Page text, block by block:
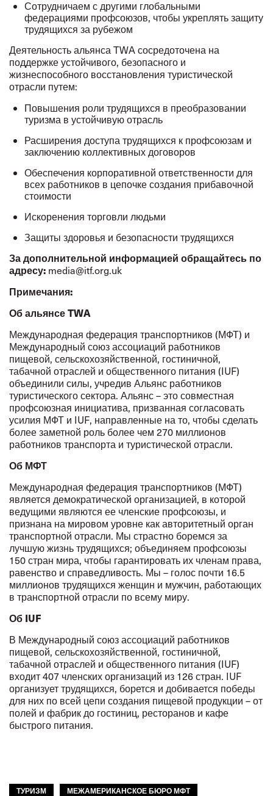
Сотрудничаем с другими глобальными
федерациями профсоюзов, чтобы укреплять защиту
трудящихся за рубежом
Деятельность альянса TWA сосредоточена на
поддержке устойчивого, безопасного и
жизнеспособного восстановления туристической
отрасли путем:
Повышения роли трудящихся в преобразовании
туризма в устойчивую отрасль
Расширения доступа трудящихся к профсоюзам и
заключению коллективных договоров
Обеспечения корпоративной ответственности для
всех работников в цепочке создания прибавочной
стоимости
Искоренения торговли людьми
Защиты здоровья и безопасности трудящихся
За дополнительной информацией обращайтесь по
адресу: media@itf.org.uk
Примечания:
Об альянсе TWA
Международная федерация транспортников (МФТ) и
Международный союз ассоциаций работников
пищевой, сельскохозяйственной, гостиничной,
табачной отраслей и общественного питания (IUF)
объединили силы, учредив Альянс работников
туристического сектора. Альянс – это совместная
профсоюзная инициатива, призванная согласовать
усилия МФТ и IUF, направленные на то, чтобы сделать
более заметной роль более чем 270 миллионов
работников транспорта и туристической отрасли.
Об МФТ
Международная федерация транспортников (МФТ)
является демократической организацией, в которой
ведущими являются ее членские профсоюзы, и
признана на мировом уровне как авторитетный орган
транспортной отрасли. Мы страстно боремся за
лучшую жизнь трудящихся; объединяем профсоюзы
150 стран мира, чтобы гарантировать их членам права,
равенство и справедливость. Мы – голос почти 16.5
миллионов трудящихся женщин и мужчин, работающих
в транспортной отрасли по всему миру.
Об IUF
В Международный союз ассоциаций работников
пищевой, сельскохозяйственной, гостиничной,
табачной отраслей и общественного питания (IUF)
входит 407 членских организаций из 126 стран. IUF
организует трудящихся, борется и добивается победы
для них по всей цепи создания пищевой продукции – от
полей и фабрик до гостиниц, ресторанов и кафе
быстрого питания.
ТУРИЗМ МЕЖАМЕРИКАНСКОЕ БЮРО МФТ